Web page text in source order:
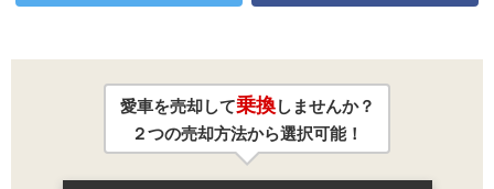
愛車を売却して乗換しませんか？
２つの売却方法から選択可能！